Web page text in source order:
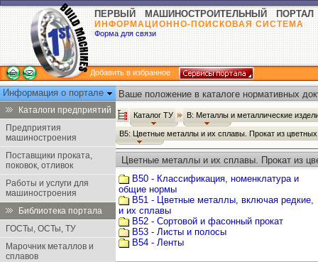
ПЕРВЫЙ МАШИНОСТРОИТЕЛЬНЫЙ ПОРТАЛ
ИНФОРМАЦИОННО-ПОИСКОВАЯ СИСТЕМА
Форма для связи
Добавить в избранное
Информация о портале
Каталоги предприятий
Предприятия
машиностроения
Поставщики проката,
поковок, отливок
Работы и услуги для
машиностроения
Библиотека портала
ГОСТы, ОСТы, ТУ
Марочник металлов и
сплавов
Ваше положение в каталоге нормативных
Каталог ТУ В: Металлы и металлические
В5: Цветные металлы и их сплавы. Прокат из
Цветные металлы и их сплавы. Прокат из
В50 - Классификация, номенклатура и
общие нормы
В51 - Цветные металлы, включая редкие,
и их сплавы
В52 - Сортовой и фасонный прокат
В53 - Листы и полосы
В54 - Ленты